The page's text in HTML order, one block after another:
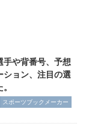
手や背番号、予想
ション、注目の選
スポーツブックメーカー